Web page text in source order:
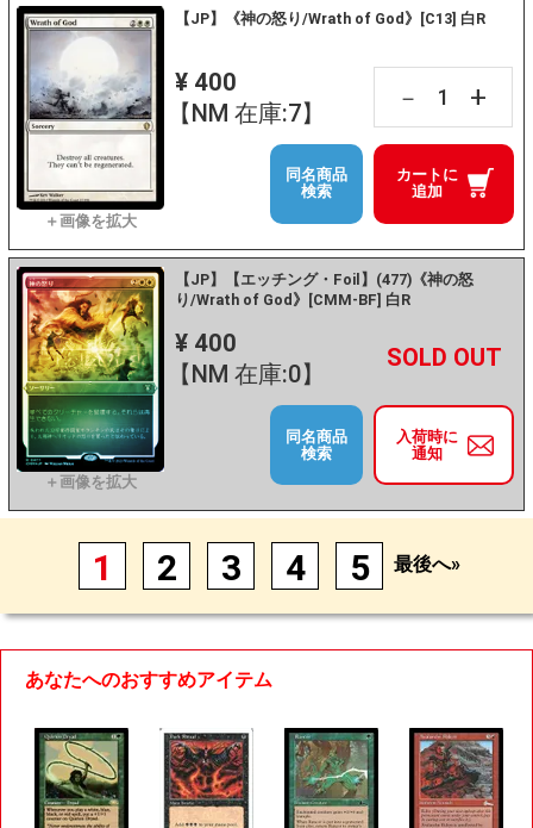
【JP】《神の怒り/Wrath of God》[C13] 白R
¥ 400
【NM 在庫:7】
－ +
カートに
追加
同名商品
検索
【JP】【エッチング・Foil】(477)《神の怒
り/Wrath of God》[CMM-BF] 白R
¥ 400
【NM 在庫:0】
－ +
入荷時に
通知
同名商品
検索
1 2 3 4 5 最後へ»
あなたへのおすすめアイテム